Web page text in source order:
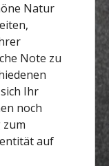
Natur
Note zu
Ihr
noch
zum
auf